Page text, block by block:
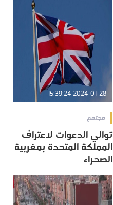
2024-01-28 15:39:24
مجتمع
توالي الدعوات لاعتراف
المملكة المتحدة بمغربية
الصحراء